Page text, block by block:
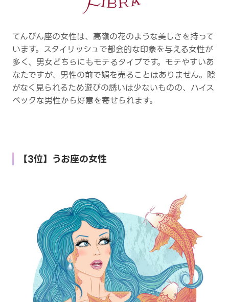
てんびん座の女性は、高嶺の花のような美しさを持って
います。スタイリッシュで都会的な印象を与える女性が
多く、男女どちらにもモテるタイプです。モテやすいあ
なたですが、男性の前で媚を売ることはありません。隙
がなく見られるため遊びの誘いは少ないものの、ハイス
ペックな男性から好意を寄せられます。
【3位】うお座の女性